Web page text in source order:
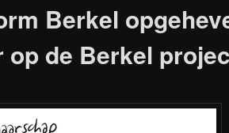
Berkel
op de Berkel